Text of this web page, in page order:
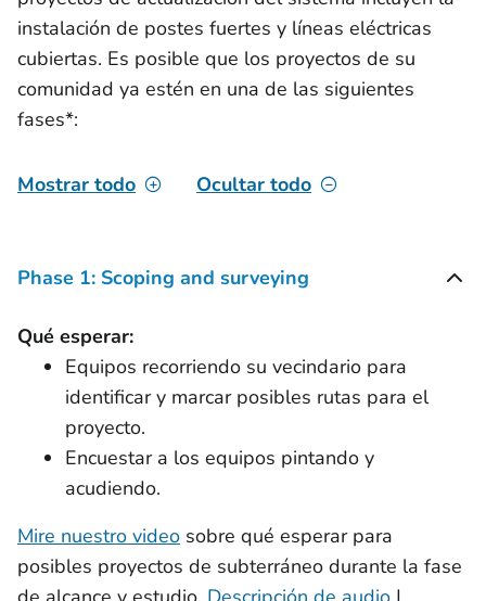
instalación de postes fuertes y líneas eléctricas
cubiertas. Es posible que los proyectos de su
comunidad ya estén en una de las siguientes
fases*:
Mostrar todo Ocultar todo
Phase 1: Scoping and surveying
Qué esperar:
Equipos recorriendo su vecindario para
identificar y marcar posibles rutas para el
proyecto.
Encuestar a los equipos pintando y
acudiendo.
Mire nuestro video sobre qué esperar para
posibles proyectos de subterráneo durante la fase